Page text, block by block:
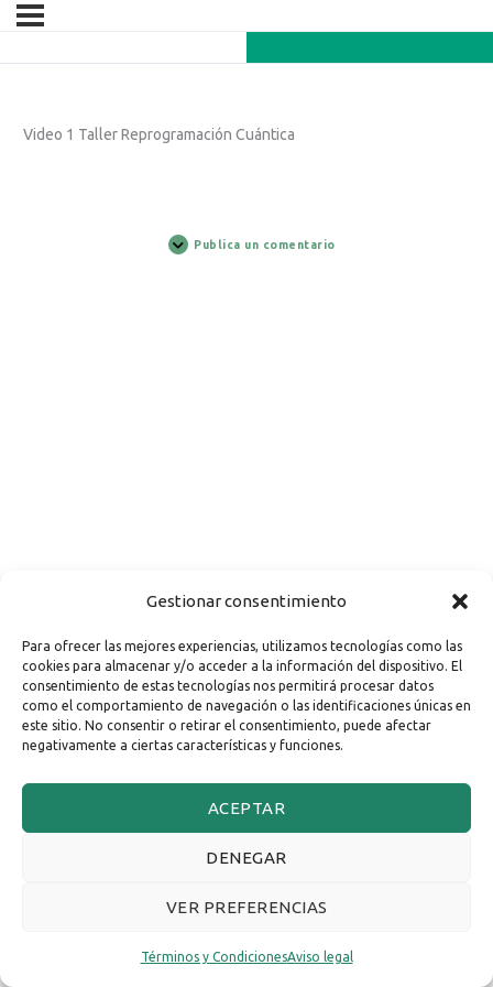
Gestionar consentimiento
Para ofrecer las mejores experiencias, utilizamos tecnologías como las
cookies para almacenar y/o acceder a la información del dispositivo. El
consentimiento de estas tecnologías nos permitirá procesar datos
como el comportamiento de navegación o las identificaciones únicas en
este sitio. No consentir o retirar el consentimiento, puede afectar
negativamente a ciertas características y funciones.
ACEPTAR
DENEGAR
VER PREFERENCIAS
Términos y CondicionesAviso legal
Video 1 Taller Reprogramación Cuántica
Publica un comentario